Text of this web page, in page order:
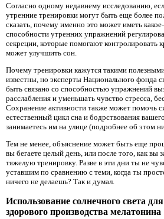
Согласно одному недавнему исследованию,
утренние тренировки могут быть еще более
сказать, почему именно это может иметь
способности утренних упражнений
секреции, которые помогают контролировать
может улучшить сон.
Почему тренировки кажутся такими
известны, но эксперты Национального фонда
быть связано со способностью упражнений
расслабления и уменьшать чувство стресса,
Сохранение активности также может помочь
естественный цикл сна и бодрствования
занимаетесь им на улице (подробнее об этом
Тем не менее, объяснение может быть еще
вы бегаете целый день, или после того, как вы
тяжелую тренировку. Разве в эти дни ты не
уставшим по сравнению с теми, когда ты
ничего не делаешь? Так и думал.
Использование солнечного света
здорового производства мелатонина